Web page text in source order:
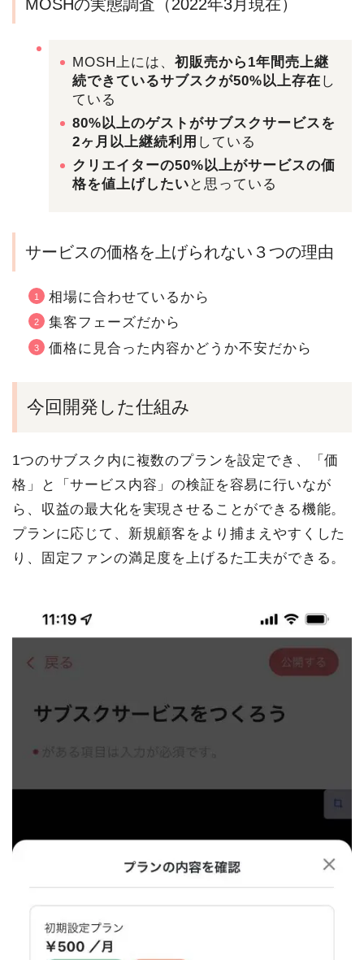
MOSHの実態調査（2022年3月現在）
MOSH上には、 初販売から1年間売上継
続できているサブスクが50%以上存在 し
ている
80%以上のゲストがサブスクサービスを
2ヶ月以上継続利用 している
クリエイターの50%以上がサービスの価
格を値上げしたい と思っている
サービスの価格を上げられない３つの理由
相場に合わせているから
集客フェーズだから
価格に見合った内容かどうか不安だから
今回開発した仕組み
1つのサブスク内に複数のプランを設定でき、「価
格」と「サービス内容」の検証を容易に行いなが
ら、収益の最大化を実現させることができる機能。
プランに応じて、新規顧客をより捕まえやすくした
り、固定ファンの満足度を上げるた工夫ができる。